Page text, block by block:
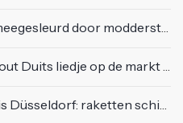
door modderstroom
liedje op de markt van Emmen
raketten schieten het publiek in